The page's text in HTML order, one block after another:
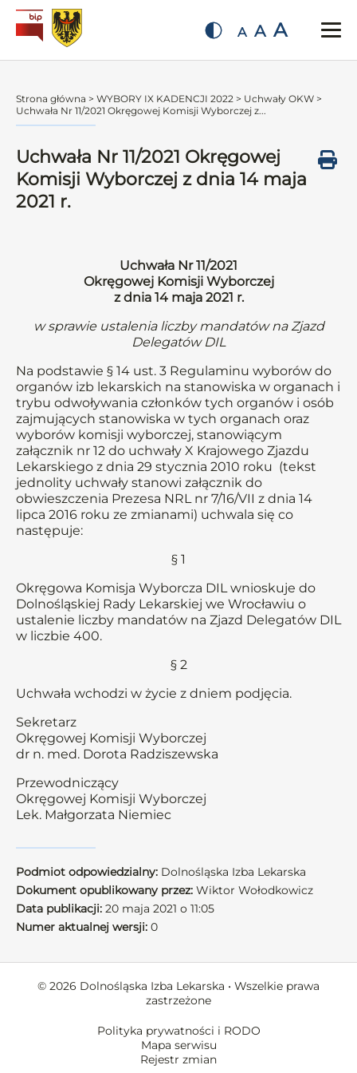
A A A
Strona główna > WYBORY IX KADENCJI 2022 > Uchwały OKW >
Uchwała Nr 11/2021 Okręgowej Komisji Wyborczej z...
Uchwała Nr 11/2021 Okręgowej
Komisji Wyborczej z dnia 14 maja
2021 r.
Uchwała Nr 11/2021
Okręgowej Komisji Wyborczej
z dnia 14 maja 2021 r.
w sprawie ustalenia liczby mandatów na Zjazd
Delegatów DIL
Na podstawie § 14 ust. 3 Regulaminu wyborów do
organów izb lekarskich na stanowiska w organach i
trybu odwoływania członków tych organów i osób
zajmujących stanowiska w tych organach oraz
wyborów komisji wyborczej, stanowiącym
załącznik nr 12 do uchwały X Krajowego Zjazdu
Lekarskiego z dnia 29 stycznia 2010 roku (tekst
jednolity uchwały stanowi załącznik do
obwieszczenia Prezesa NRL nr 7/16/VII z dnia 14
lipca 2016 roku ze zmianami) uchwala się co
następuje:
§ 1
Okręgowa Komisja Wyborcza DIL wnioskuje do
Dolnośląskiej Rady Lekarskiej we Wrocławiu o
ustalenie liczby mandatów na Zjazd Delegatów DIL
w liczbie 400.
§ 2
Uchwała wchodzi w życie z dniem podjęcia.
Sekretarz
Okręgowej Komisji Wyborczej
dr n. med. Dorota Radziszewska
Przewodniczący
Okręgowej Komisji Wyborczej
Lek. Małgorzata Niemiec
Podmiot odpowiedzialny: Dolnośląska Izba Lekarska
Dokument opublikowany przez: Wiktor Wołodkowicz
Data publikacji: 20 maja 2021 o 11:05
Numer aktualnej wersji: 0
© 2026 Dolnośląska Izba Lekarska • Wszelkie prawa
zastrzeżone
Polityka prywatności i RODO
Mapa serwisu
Rejestr zmian